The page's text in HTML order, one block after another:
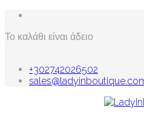
Το καλάθι είναι άδειο
+302742026502